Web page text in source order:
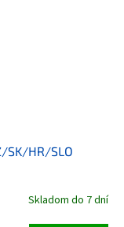
SK/HR/SLO
Skladom do 7 dní